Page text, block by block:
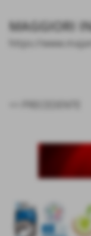
MAGGIORI
https://